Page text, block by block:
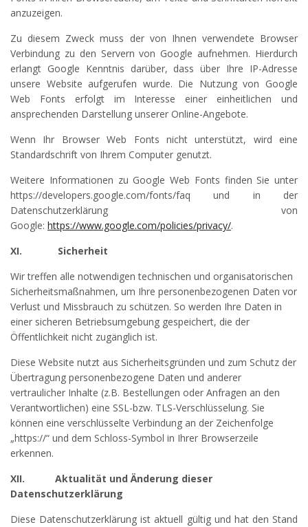
anzuzeigen.
Zu diesem Zweck muss der von Ihnen verwendete Browser
Verbindung zu den Servern von Google aufnehmen. Hierdurch
erlangt Google Kenntnis darüber, dass über Ihre IP-Adresse
unsere Website aufgerufen wurde. Die Nutzung von Google
Web Fonts erfolgt im Interesse einer einheitlichen und
ansprechenden Darstellung unserer Online-Angebote.
Wenn Ihr Browser Web Fonts nicht unterstützt, wird eine
Standardschrift von Ihrem Computer genutzt.
Weitere Informationen zu Google Web Fonts finden Sie unter
https://developers.google.com/fonts/faq und in der
Datenschutzerklärung von
Google: https://www.google.com/policies/privacy/.
XI. Sicherheit
Wir treffen alle notwendigen technischen und organisatorischen
Sicherheitsmaßnahmen, um Ihre personenbezogenen Daten vor
Verlust und Missbrauch zu schützen. So werden Ihre Daten in
einer sicheren Betriebsumgebung gespeichert, die der
Öffentlichkeit nicht zugänglich ist.
Diese Website nutzt aus Sicherheitsgründen und zum Schutz der
Übertragung personenbezogene Daten und anderer
vertraulicher Inhalte (z.B. Bestellungen oder Anfragen an den
Verantwortlichen) eine SSL-bzw. TLS-Verschlüsselung. Sie
können eine verschlüsselte Verbindung an der Zeichenfolge
„https://“ und dem Schloss-Symbol in Ihrer Browserzeile
erkennen.
XII. Aktualität und Änderung dieser
Datenschutzerklärung
Diese Datenschutzerklärung ist aktuell gültig und hat den Stand